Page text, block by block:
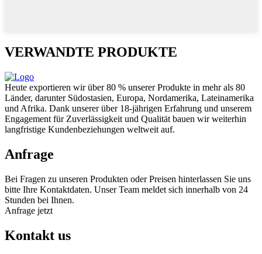
VERWANDTE PRODUKTE
Heute exportieren wir über 80 % unserer Produkte in mehr als 80
Länder, darunter Südostasien, Europa, Nordamerika, Lateinamerika
und Afrika. Dank unserer über 18-jährigen Erfahrung und unserem
Engagement für Zuverlässigkeit und Qualität bauen wir weiterhin
langfristige Kundenbeziehungen weltweit auf.
Anfrage
Bei Fragen zu unseren Produkten oder Preisen hinterlassen Sie uns
bitte Ihre Kontaktdaten. Unser Team meldet sich innerhalb von 24
Stunden bei Ihnen.
Anfrage jetzt
Kontakt us